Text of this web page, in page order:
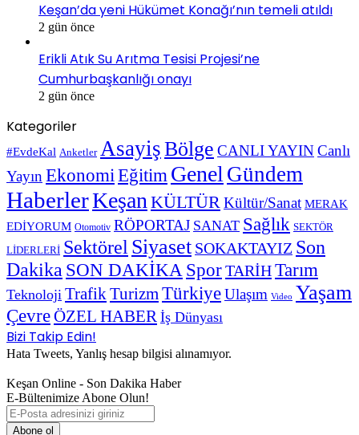
Keşan’da yeni Hükümet Konağı’nın temeli atıldı
2 gün önce
Erikli Atık Su Arıtma Tesisi Projesi’ne
Cumhurbaşkanlığı onayı
2 gün önce
Kategoriler
#EvdeKal Anketler AsayişBölge CANLI YAYINCanlı
Yayın Ekonomi Eğitim Genel Gündem
HaberlerKeşan KÜLTÜRKültür/Sanat MERAK
EDİYORUM Otomotiv RÖPORTAJ SANAT Sağlık SEKTÖR
LİDERLERİ Sektörel Siyaset SOKAKTAYIZ Son
Dakika SON DAKİKA SporTARİHTarım
Teknoloji TrafikTurizmTürkiyeUlaşım Video Yaşam
ÇevreÖZEL HABER İş Dünyası
Bizi Takip Edin!
Hata Tweets, Yanlış hesap bilgisi alınamıyor.
Keşan Online - Son Dakika Haber
E-Bültenimize Abone Olun!
E-
Posta